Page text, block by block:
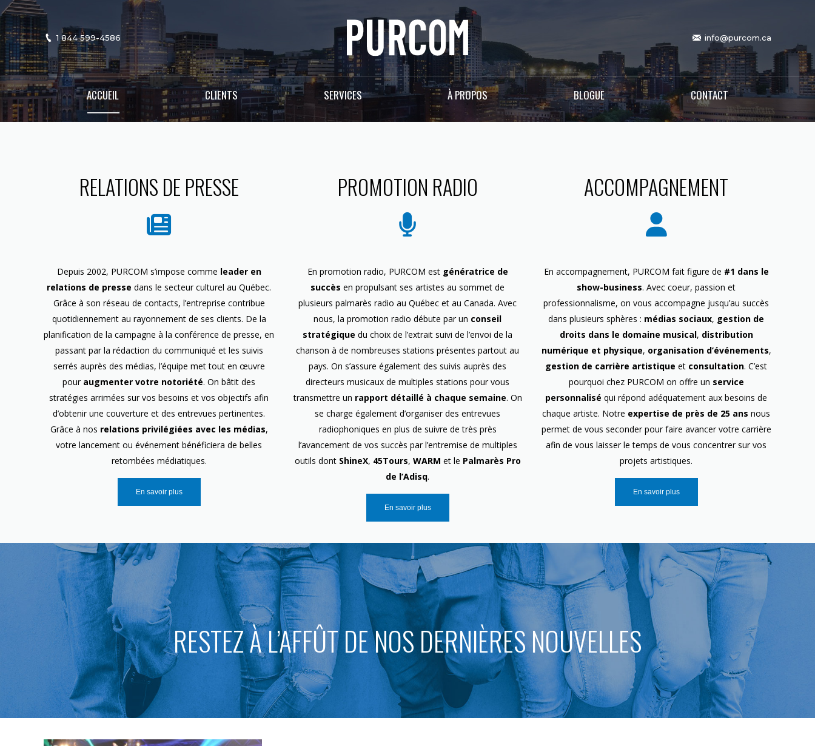
1 844 599-4586 info@purcom.ca
ACCUEIL CLIENTS SERVICES À PROPOS BLOGUE CONTACT
RELATIONS DE PRESSE
Depuis 2002, PURCOM s’impose comme leader en
relations de presse dans le secteur culturel au Québec.
Grâce à son réseau de contacts, l’entreprise contribue
quotidiennement au rayonnement de ses clients. De la
planification de la campagne à la conférence de presse, en
passant par la rédaction du communiqué et les suivis
serrés auprès des médias, l’équipe met tout en œuvre
pour augmenter votre notoriété. On bâtit des
stratégies arrimées sur vos besoins et vos objectifs afin
d’obtenir une couverture et des entrevues pertinentes.
Grâce à nos relations privilégiées avec les médias,
votre lancement ou événement bénéficiera de belles
retombées médiatiques.
En savoir plus
PROMOTION RADIO
En promotion radio, PURCOM est génératrice de
succès en propulsant ses artistes au sommet de
plusieurs palmarès radio au Québec et au Canada. Avec
nous, la promotion radio débute par un conseil
stratégique du choix de l’extrait suivi de l’envoi de la
chanson à de nombreuses stations présentes partout au
pays. On s’assure également des suivis auprès des
directeurs musicaux de multiples stations pour vous
transmettre un rapport détaillé à chaque semaine. On
se charge également d’organiser des entrevues
radiophoniques en plus de suivre de très près
l’avancement de vos succès par l’entremise de multiples
outils dont ShineX, 45Tours, WARM et le Palmarès Pro
de l’Adisq.
En savoir plus
ACCOMPAGNEMENT
En accompagnement, PURCOM fait figure de #1 dans le
show-business. Avec coeur, passion et
professionnalisme, on vous accompagne jusqu’au succès
dans plusieurs sphères : médias sociaux, gestion de
droits dans le domaine musical, distribution
numérique et physique, organisation d’événements,
gestion de carrière artistique et consultation. C’est
pourquoi chez PURCOM on offre un service
personnalisé qui répond adéquatement aux besoins de
chaque artiste. Notre expertise de près de 25 ans nous
permet de vous seconder pour faire avancer votre carrière
afin de vous laisser le temps de vous concentrer sur vos
projets artistiques.
En savoir plus
RESTEZ À L’AFFÛT DE NOS DERNIÈRES NOUVELLES